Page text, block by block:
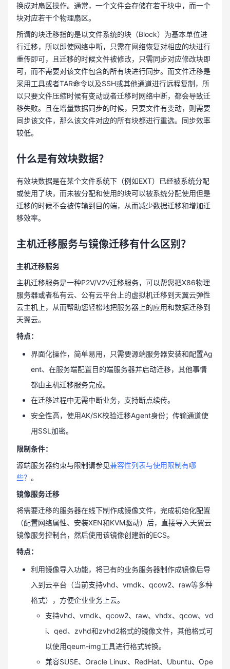
换成对扇区操作。通常，一个文件会存储在若干块中，而一个
块对应若干个物理扇区。
所谓的块迁移指的是以文件系统的块（Block）为基本单位进
行迁移，所以即使网络中断，只需在网络恢复对相应的块进行
重传即可，且迁移的时候文件被修改，只需同步对应修改块即
可，而不需要对该文件包含的所有块进行同步。而文件迁移是
采用工具或者TAR命令以及SSH或其他通道进行远程复制，所
以只要文件压缩时候有变动或者迁移时网络中断，都会导致迁
移失败。且在增量数据同步的时候，只要文件有变动，则需要
同步该文件，那么该文件对应的所有块都进行重选。同步效率
较低。
什么是有效块数据？
有效块数据是在某个文件系统下（例如EXT）已经被系统分配
或使用了块，而未被分配和使用的块可以被系统分配使用但是
迁移的时候不会被传输到目的端，从而减少数据迁移和增加迁
移效率。
主机迁移服务与镜像迁移有什么区别？
主机迁移服务
主机迁移服务是一种P2V/V2V迁移服务，可以帮您把X86物理
服务器或者私有云、公有云平台上的虚拟机迁移到天翼云弹性
云主机上，从而帮助您轻松地把服务器上的应用和数据迁移到
天翼云。
特点：
界面化操作，简单易用，只需要源端服务器安装和配置Ag
ent、在服务端配置目的端服务器并启动迁移，其他事情
都由主机迁移服务完成。
在迁移过程中无需中断业务，支持断点续传。
安全性高，使用AK/SK校验迁移Agent身份；传输通道使
用SSL加密。
限制条件：
源端服务器约束与限制请参见兼容性列表与使用限制有哪
些？ 。
镜像服务迁移
将需要迁移的服务器在线下制作成镜像文件，完成初始化配置
（配置网络属性、安装XEN和KVM驱动）后，直接导入天翼云
镜像服务控制台，然后使用该镜像创建新的ECS。
特点：
利用镜像导入功能，将已有的业务服务器制作成镜像后导
入到云平台（当前支持vhd、vmdk、qcow2、raw等多种
格式），方便企业业务上云。
支持vhd、vmdk、qcow2、raw、vhdx、qcow、vd
i、qed、zvhd和zvhd2格式的镜像文件，其他格式可
以使用qeum-img工具进行格式转换。
兼容SUSE、Oracle Linux、RedHat、Ubuntu、Ope